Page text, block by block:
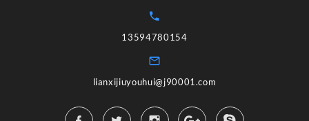
13594780154
lianxijiuyouhui@j90001.com